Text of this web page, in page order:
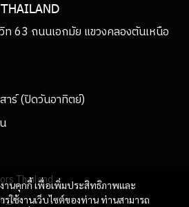
านคุกกี้ เพื่อเพิ่มประสิทธิภาพและ
ใช้งานเว็บไซต์ของท่าน ท่านสามารถ
63 ถนนเอกมัย แขวงคลองตันเหนือ
าร์ (ปิดวันอาทิตย์)
Thailand